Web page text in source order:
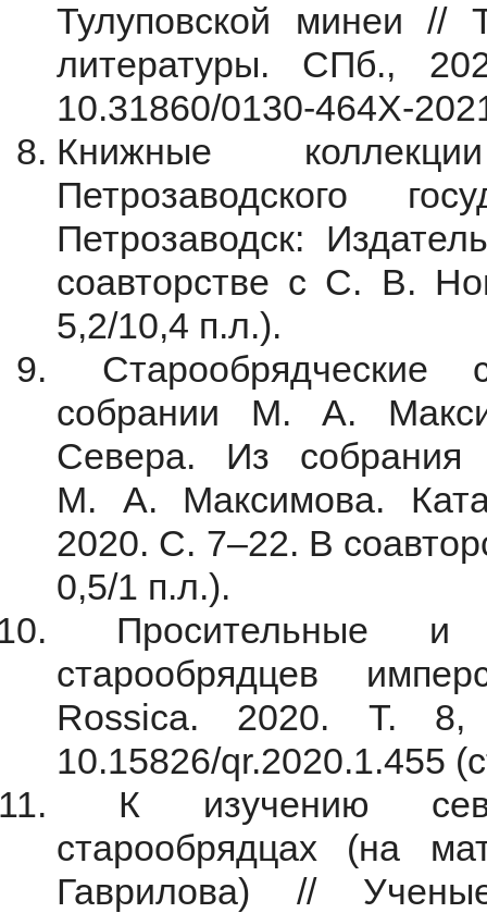
Тулуповской минеи //
литературы. СПб.,
10.31860/0130-464X-
Книжные
Петрозаводского
Петрозаводск:
соавторстве с С. В.
5,2/10,4 п.л.).
Старообрядческие
собрании М. А.
Севера. Из собрания
М. А. Максимова.
2020. С. 7–22. В
0,5/1 п.л.).
Просительные и
старообрядцев
Rossica. 2020. Т.
10.15826/qr.2020.1.455
К изучению
старообрядцах (на
Гаврилова) //